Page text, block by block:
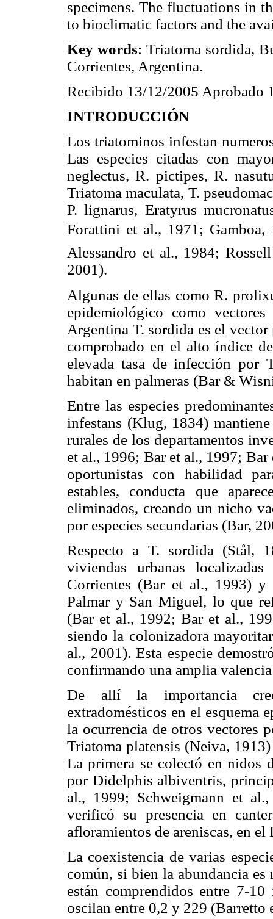
specimens. The fluctuations in
to bioclimatic factors and the
Key words: Triatoma sordida,
Corrientes, Argentina.
Recibido 13/12/2005 Aprobado
INTRODUCCIÓN
Los triatominos infestan
Las especies citadas con
neglectus, R. pictipes, R.
Triatoma maculata, T.
P. lignarus, Eratyrus
Forattini et al., 1971; Gamboa,
Alessandro et al., 1984;
2001).
Algunas de ellas como R.
epidemiológico como
Argentina T. sordida es el
comprobado en el alto índice
elevada tasa de infección por
habitan en palmeras (Bar &
Entre las especies
infestans (Klug, 1834)
rurales de los departamentos
et al., 1996; Bar et al., 1997;
oportunistas con habilidad
estables, conducta que
eliminados, creando un nicho
por especies secundarias (Bar,
Respecto a T. sordida (Stål,
viviendas urbanas
Corrientes (Bar et al., 1993)
Palmar y San Miguel, lo que
(Bar et al., 1992; Bar et al.,
siendo la colonizadora
al., 2001). Esta especie
confirmando una amplia
De allí la importancia
extradomésticos en el esquema
la ocurrencia de otros vectores
Triatoma platensis (Neiva,
La primera se colectó en nidos
por Didelphis albiventris,
al., 1999; Schweigmann et
verificó su presencia en
afloramientos de areniscas, en
La coexistencia de varias
común, si bien la abundancia
están comprendidos entre 7-
oscilan entre 0,2 y 229